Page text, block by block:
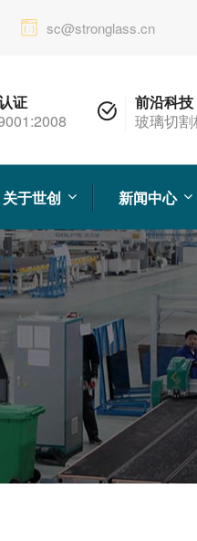
sc@stronglass.cn
证
前沿科技
玻璃切
关于世创 新闻中心